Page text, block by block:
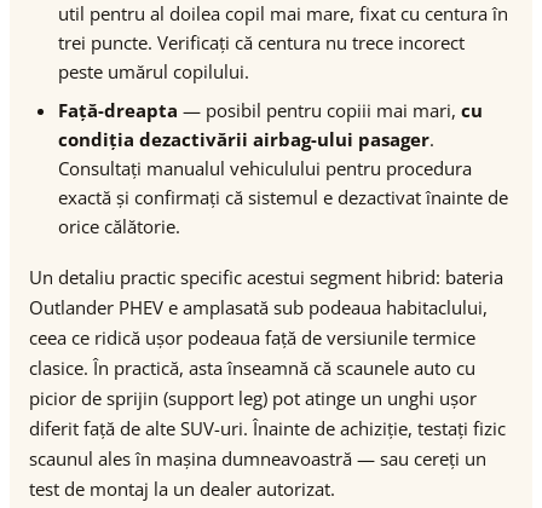
util pentru al doilea copil mai mare, fixat cu centura în
trei puncte. Verificați că centura nu trece incorect
peste umărul copilului.
Față-dreapta — posibil pentru copiii mai mari, cu
condiția dezactivării airbag-ului pasager.
Consultați manualul vehiculului pentru procedura
exactă și confirmați că sistemul e dezactivat înainte de
orice călătorie.
Un detaliu practic specific acestui segment hibrid: bateria
Outlander PHEV e amplasată sub podeaua habitaclului,
ceea ce ridică ușor podeaua față de versiunile termice
clasice. În practică, asta înseamnă că scaunele auto cu
picior de sprijin (support leg) pot atinge un unghi ușor
diferit față de alte SUV-uri. Înainte de achiziție, testați fizic
scaunul ales în mașina dumneavoastră — sau cereți un
test de montaj la un dealer autorizat.